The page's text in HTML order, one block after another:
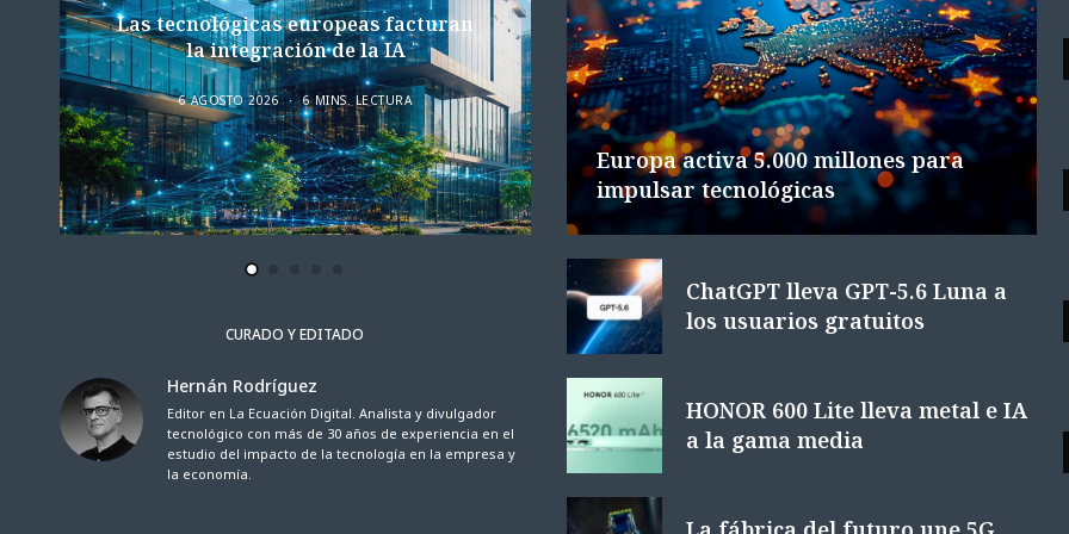
Las tecnológicas europeas facturan
la integración de la IA
6 AGOSTO 2026 6 MINS. LECTURA
Google DeepMind cambia de mando
en plena carrera de IA
6 AGOSTO 2026 4 MINS. LECTURA
CURADO Y EDITADO
Hernán Rodríguez
Editor en La Ecuación Digital. Analista y divulgador
tecnológico con más de 30 años de experiencia en el
estudio del impacto de la tecnología en la empresa y
la economía.
Europa activa 5.000 millones para
impulsar tecnológicas
ChatGPT lleva GPT-5.6 Luna a
los usuarios gratuitos
HONOR 600 Lite lleva metal e IA
a la gama media